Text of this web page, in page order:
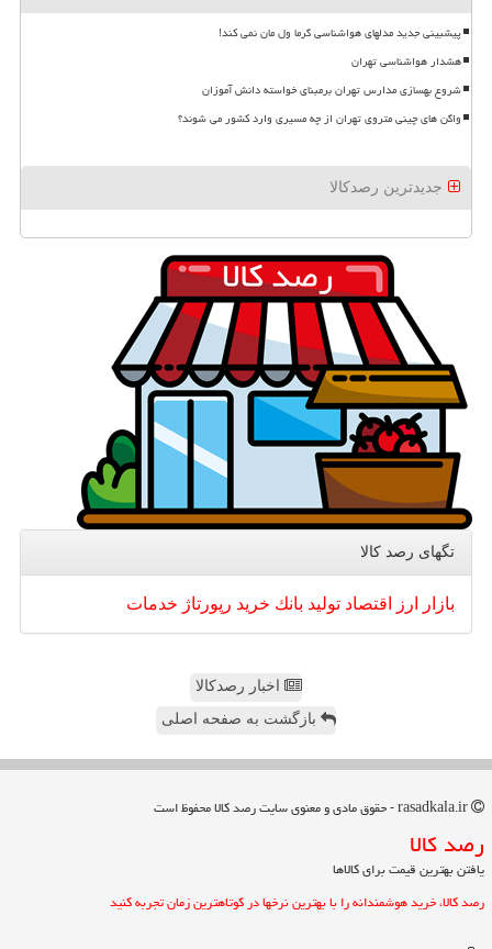
پیشبینی جدید مدلهای هواشناسی گرما ول مان نمی کند!
هشدار هواشناسی تهران
شروع بهسازی مدارس تهران برمبنای خواسته دانش آموزان
واگن های چینی متروی تهران از چه مسیری وارد کشور می شوند؟
جدیدترین رصدکالا
تگهای رصد كالا
بازار ارز اقتصاد تولید بانك خرید رپورتاژ خدمات
اخبار رصدکالا
بازگشت به صفحه اصلی
رصد كالا
یافتن بهترین قیمت برای کالاها
رصد کالا، خرید هوشمندانه را با بهترین نرخها در کوتاهترین زمان تجربه کنید